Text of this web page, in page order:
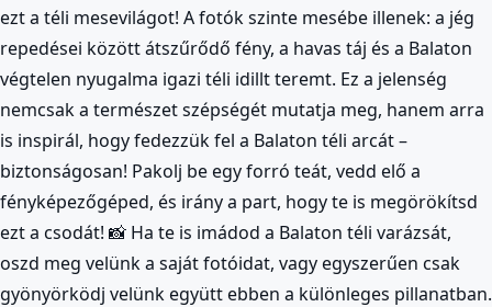
ezt a téli mesevilágot! A fotók szinte mesébe illenek: a jég
repedései között átszűrődő fény, a havas táj és a Balaton
végtelen nyugalma igazi téli idillt teremt. Ez a jelenség
nemcsak a természet szépségét mutatja meg, hanem arra
is inspirál, hogy fedezzük fel a Balaton téli arcát –
biztonságosan! Pakolj be egy forró teát, vedd elő a
fényképezőgéped, és irány a part, hogy te is megörökítsd
ezt a csodát! 📸 Ha te is imádod a Balaton téli varázsát,
oszd meg velünk a saját fotóidat, vagy egyszerűen csak
gyönyörködj velünk együtt ebben a különleges pillanatban.